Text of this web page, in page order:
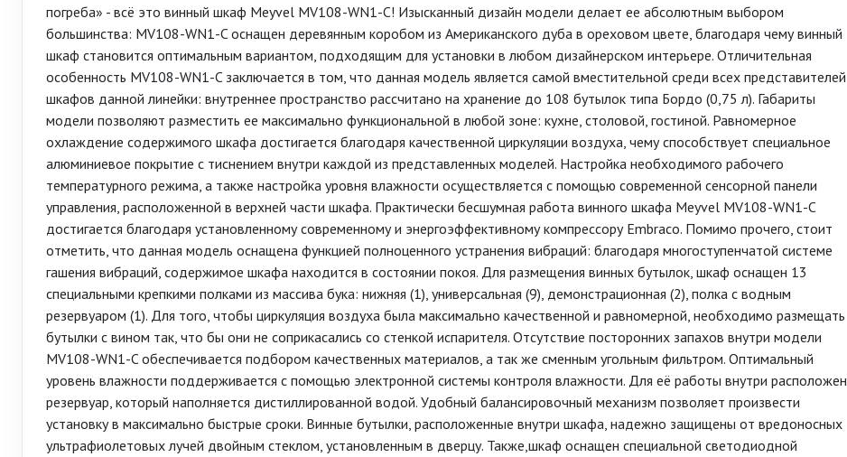
погреба» - всё это винный шкаф Meyvel MV108-WN1-C! Изысканный дизайн модели делает ее абсолютным выбором
большинства: MV108-WN1-C оснащен деревянным коробом из Американского дуба в ореховом цвете, благодаря чему винный
шкаф становится оптимальным вариантом, подходящим для установки в любом дизайнерском интерьере. Отличительная
особенность MV108-WN1-C заключается в том, что данная модель является самой вместительной среди всех представителей
шкафов данной линейки: внутреннее пространство рассчитано на хранение до 108 бутылок типа Бордо (0,75 л). Габариты
модели позволяют разместить ее максимально функциональной в любой зоне: кухне, столовой, гостиной. Равномерное
охлаждение содержимого шкафа достигается благодаря качественной циркуляции воздуха, чему способствует специальное
алюминиевое покрытие с тиснением внутри каждой из представленных моделей. Настройка необходимого рабочего
температурного режима, а также настройка уровня влажности осуществляется с помощью современной сенсорной панели
управления, расположенной в верхней части шкафа. Практически бесшумная работа винного шкафа Meyvel MV108-WN1-C
достигается благодаря установленному современному и энергоэффективному компрессору Embraco. Помимо прочего, стоит
отметить, что данная модель оснащена функцией полноценного устранения вибраций: благодаря многоступенчатой системе
гашения вибраций, содержимое шкафа находится в состоянии покоя. Для размещения винных бутылок, шкаф оснащен 13
специальными крепкими полками из массива бука: нижняя (1), универсальная (9), демонстрационная (2), полка с водным
резервуаром (1). Для того, чтобы циркуляция воздуха была максимально качественной и равномерной, необходимо размещать
бутылки с вином так, что бы они не соприкасались со стенкой испарителя. Отсутствие посторонних запахов внутри модели
MV108-WN1-C обеспечивается подбором качественных материалов, а так же сменным угольным фильтром. Оптимальный
уровень влажности поддерживается с помощью электронной системы контроля влажности. Для её работы внутри расположен
резервуар, который наполняется дистиллированной водой. Удобный балансировочный механизм позволяет произвести
установку в максимально быстрые сроки. Винные бутылки, расположенные внутри шкафа, надежно защищены от вредоносных
ультрафиолетовых лучей двойным стеклом, установленным в дверцу. Также,шкаф оснащен специальной светодиодной